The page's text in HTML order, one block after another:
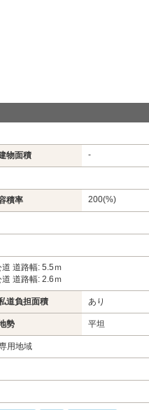
物面積 -
積率 200(%)
道路幅: 5.5ｍ
道路幅: 2.6ｍ
道負担面積 あり
勢 平坦
用地域